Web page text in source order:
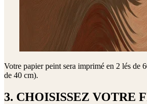
Votre papier peint sera imprimé en 2 lés de
de 40 cm).
3. CHOISISSEZ VOTRE